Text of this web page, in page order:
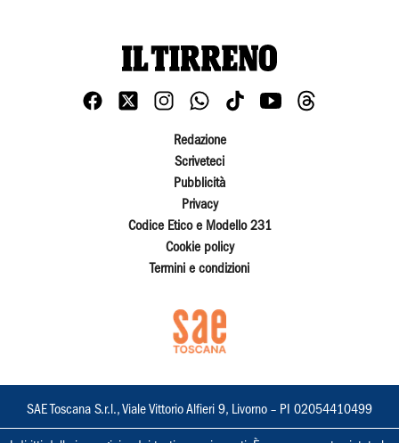
Redazione
Scriveteci
Pubblicità
Privacy
Codice Etico e Modello 231
Cookie policy
Termini e condizioni
SAE Toscana S.r.l., Viale Vittorio Alfieri 9, Livorno – PI 02054410499